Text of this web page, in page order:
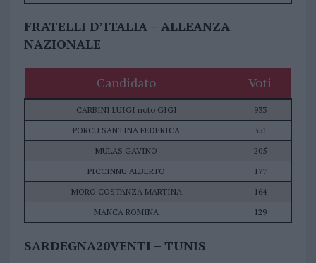
FRATELLI D’ITALIA – ALLEANZA
NAZIONALE
Candidato Voti
CARBINI LUIGI noto GIGI
933
PORCU SANTINA FEDERICA
351
MULAS GAVINO
205
PICCINNU ALBERTO
177
MORO COSTANZA MARTINA
164
MANCA ROMINA
129
SARDEGNA20VENTI – TUNIS